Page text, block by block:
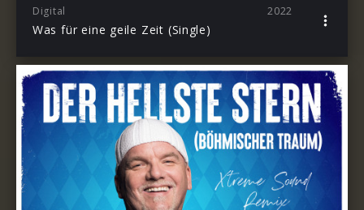
Digital 2022
Was für eine geile Zeit (Single)